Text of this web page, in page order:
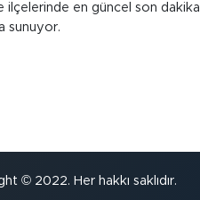
ilçelerinde en güncel son dakika
sunuyor.
© 2022. Her hakkı saklıdır.